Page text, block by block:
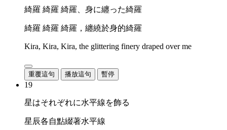
綺羅 綺羅 綺羅、身に纏った綺羅
綺羅 綺羅 綺羅，纏繞於身的綺羅
Kira, Kira, Kira, the glittering finery draped over me
重覆這句 播放這句 暫停
19
星はそれぞれに水平線を飾る
星辰各自點綴著水平線